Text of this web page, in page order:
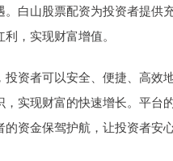
。白山股票配资为投资者提供
，实现财富增值。
资者可以安全、便捷、高效
，实现财富的快速增长。平台
的资金保驾护航，让投资者安